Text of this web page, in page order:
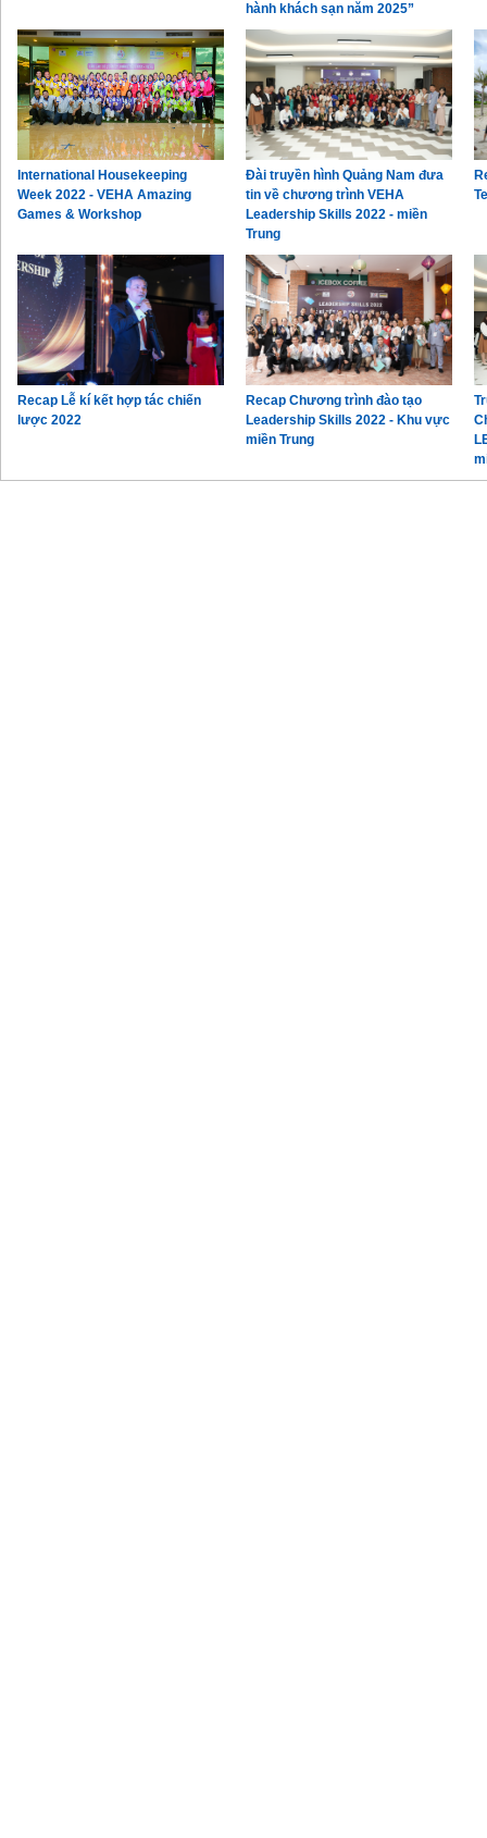
hành khách sạn năm 2025”
International Housekeeping
Week 2022 - VEHA Amazing
Games & Workshop
Đài truyền hình Quảng Nam đưa
tin về chương trình VEHA
Leadership Skills 2022 - miền
Trung
Recap Lễ kí kết hợp tác chiến
lược 2022
Recap Chương trình đào tạo
Leadership Skills 2022 - Khu vực
miền Trung